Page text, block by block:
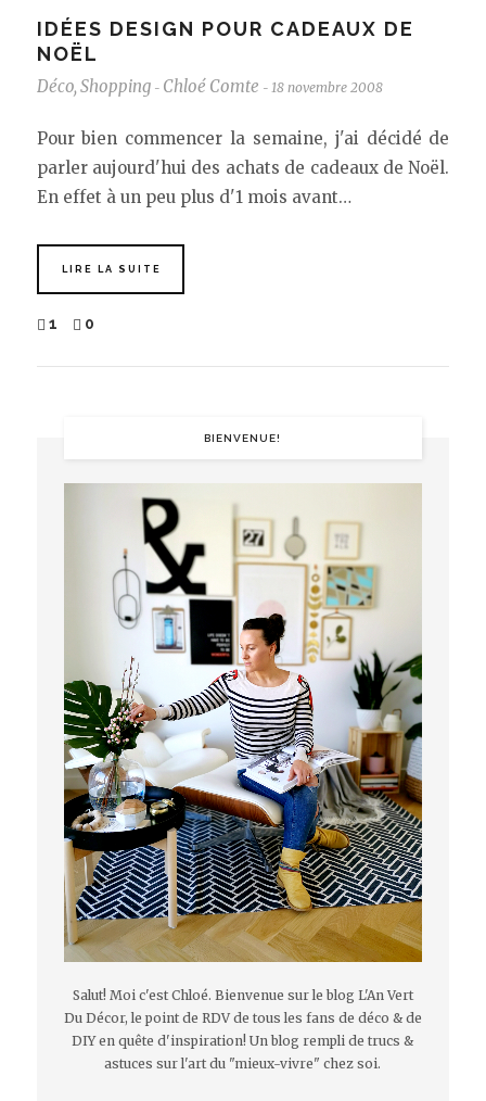
IDÉES DESIGN POUR CADEAUX DE
NOËL
Déco, Shopping - Chloé Comte - 18 novembre 2008
Pour bien commencer la semaine, j'ai décidé de
parler aujourd'hui des achats de cadeaux de Noël.
En effet à un peu plus d'1 mois avant…
LIRE LA SUITE
1 0
BIENVENUE!
Salut! Moi c'est Chloé. Bienvenue sur le blog L'An Vert
Du Décor, le point de RDV de tous les fans de déco & de
DIY en quête d'inspiration! Un blog rempli de trucs &
astuces sur l'art du "mieux-vivre" chez soi.